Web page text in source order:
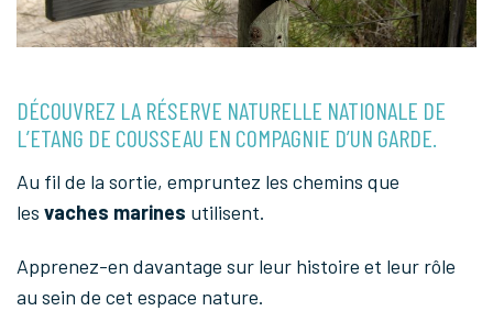
DÉCOUVREZ LA RÉSERVE NATURELLE NATIONALE DE
L’ETANG DE COUSSEAU EN COMPAGNIE D’UN GARDE.
Au fil de la sortie, empruntez les chemins que
les vaches marines utilisent.
Apprenez-en davantage sur leur histoire et leur rôle
au sein de cet espace nature.